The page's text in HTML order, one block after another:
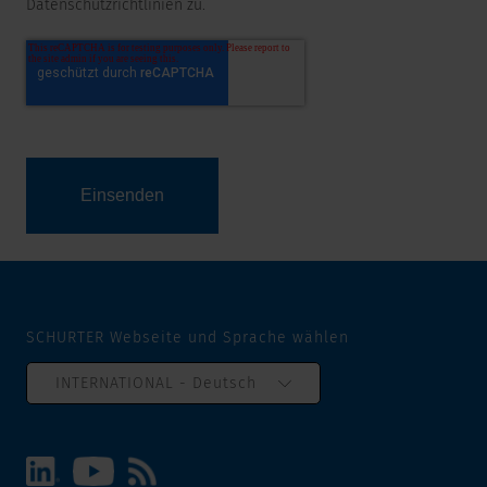
Datenschutzrichtlinien zu.
SCHURTER Webseite und Sprache wählen
INTERNATIONAL - Deutsch